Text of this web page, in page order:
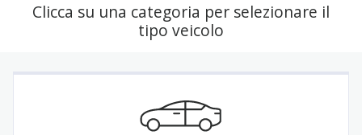
Clicca su una categoria per selezionare il
tipo veicolo